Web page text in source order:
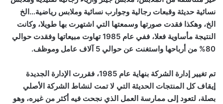
نسائية حديثة وقبعات رجالية وجوارب نسائية وملابس رياضية…الخ
الخ، وهكذا فقدت صورتها وسمعتها التي اشتهرت بها طويلا، وكانت
النتيجة مأساوية فعلا، ففي عام 1985 تهاوت مبيعاتها وفقدت حوالي
80% من أرباحها واستغنت عن حوالي 5 آلاف عامل وموظف.
تم تغيير إدارة الشركة بنهاية عام 1985، فقررت الإدارة الجديدة
إيقاف كل المنتجات الحديثة التي لا تمت لنشاط الشركة الأصلي
بصلة، لتعود إلى ممارسة العمل الذي نجحت فيه أكثر من غيره، وهو